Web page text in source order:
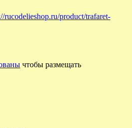
rucodelieshop.ru/product/trafaret-
чтобы размещать